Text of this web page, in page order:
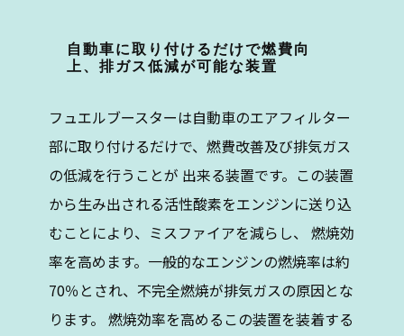
自動車に取り付けるだけで燃費向
上、排ガス低減が可能な装置
フュエルブースターは自動車のエアフィルター
部に取り付けるだけで、燃費改善及び排気ガス
の低減を行うことが 出来る装置です。この装置
から生み出される活性酸素をエンジンに送り込
むことにより、ミスファイアを減らし、 燃焼効
率を高めます。一般的なエンジンの燃焼率は約
70％とされ、不完全燃焼が排気ガスの原因とな
ります。 燃焼効率を高めるこの装置を装着する